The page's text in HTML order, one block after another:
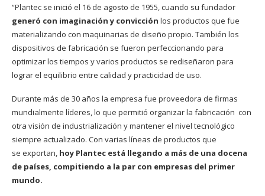
“Plantec se inició el 16 de agosto de 1955, cuando su fundador
generó con imaginación y convicción los productos que fue
materializando con maquinarias de diseño propio. También los
dispositivos de fabricación se fueron perfeccionando para
optimizar los tiempos y varios productos se rediseñaron para
lograr el equilibrio entre calidad y practicidad de uso.
Durante más de 30 años la empresa fue proveedora de firmas
mundialmente líderes, lo que permitió organizar la fabricación con
otra visión de industrialización y mantener el nivel tecnológico
siempre actualizado. Con varias líneas de productos que
se exportan, hoy Plantec está llegando a más de una docena
de países, compitiendo a la par con empresas del primer
mundo.